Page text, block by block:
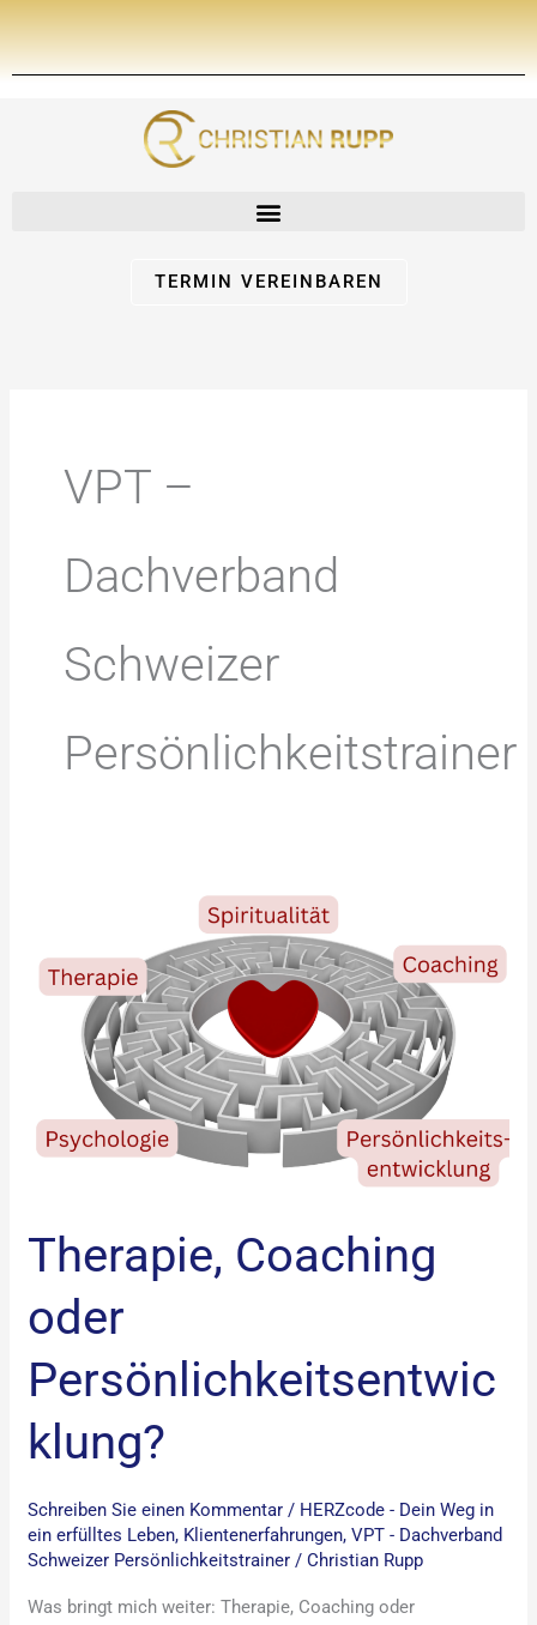
springen
TERMIN VEREINBAREN
VPT –
Dachverband
Schweizer
Persönlichkeitstrainer
Therapie, Coaching
oder
Persönlichkeitsentwic
klung?​
Schreiben Sie einen Kommentar / HERZcode - Dein Weg in
ein erfülltes Leben, Klientenerfahrungen,VPT - Dachverband
Schweizer Persönlichkeitstrainer /Christian Rupp
Was bringt mich weiter: Therapie, Coaching oder
oder
Persönlichkeitsentwicklung?​